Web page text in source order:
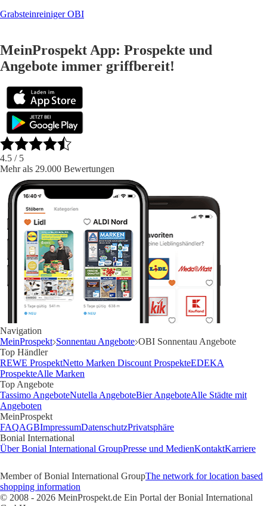
Grabsteinreiniger OBI
MeinProspekt App: Prospekte und
Angebote immer griffbereit!
4.5 / 5
Mehr als 29.000 Bewertungen
Navigation
MeinProspekt Sonnentau Angebote OBI Sonnentau Angebote
Top Händler
REWE ProspektNetto Marken Discount ProspekteEDEKA
ProspekteAlle Marken
Top Angebote
Tassimo AngeboteNutella AngeboteBier AngeboteAlle Städte mit
Angeboten
MeinProspekt
FAQAGBImpressumDatenschutzPrivatsphäre
Bonial International
Über Bonial International GroupPresse und MedienKontaktKarriere
Member of Bonial International GroupThe network for location based
shopping information
© 2008 - 2026 MeinProspekt.de Ein Portal der Bonial International